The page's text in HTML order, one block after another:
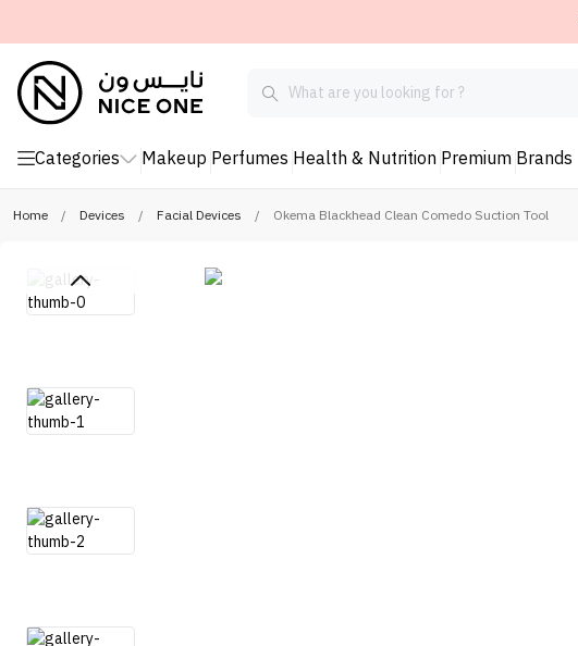
Categories Makeup Perfumes Health & Nutrition Premium Brands
Home / Devices / Facial Devices / Okema Blackhead Clean Comedo Suction Tool